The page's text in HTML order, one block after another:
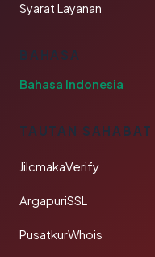
Syarat Layanan
BAHASA
Bahasa Indonesia
TAUTAN SAHABAT
JilcmakaVerify
ArgapuriSSL
PusatkurWhois